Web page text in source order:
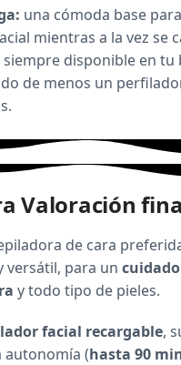
una cómoda base
mientras a la vez se
disponible en tu
de menos un
Valoración
de cara
versátil, para un
y todo tipo de pieles.
facial recargable,
autonomía (hasta 90